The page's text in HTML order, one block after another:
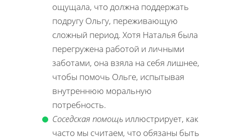
ощущала, что должна поддержать
подругу Ольгу, переживающую
сложный период. Хотя Наталья была
перегружена работой и личными
заботами, она взяла на себя лишнее,
чтобы помочь Ольге, испытывая
внутреннюю моральную
потребность.
Соседская помощь иллюстрирует, как
часто мы считаем, что обязаны быть